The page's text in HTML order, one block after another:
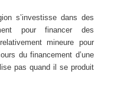
s’investisse dans des
pour financer des
mineure pour
du financement d’une
pas quand il se produit